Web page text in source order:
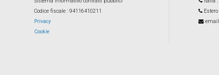
Codice fiscale : 94116410211
Privacy
Cookie
Estero
email